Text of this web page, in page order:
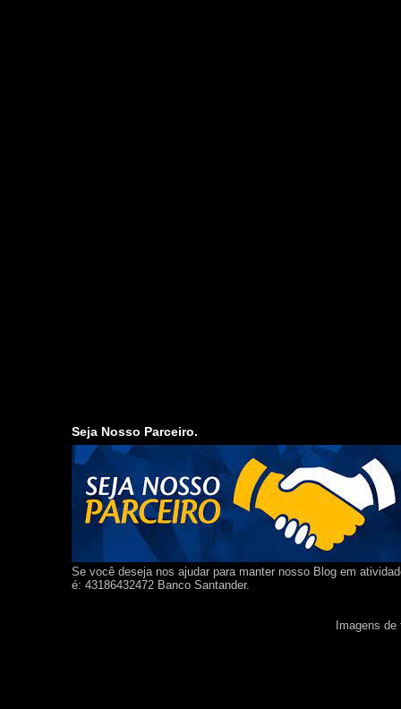
Seja Nosso Parceiro.
Se você deseja nos ajudar para manter nosso Blog em
é: 43186432472 Banco Santander.
Imagens